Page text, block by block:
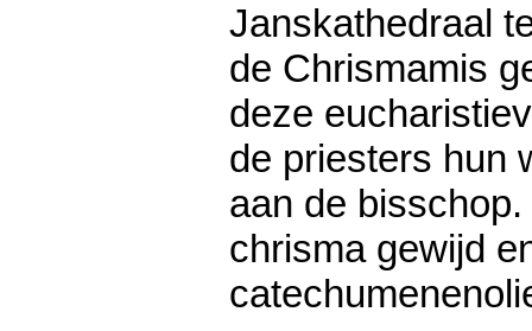
Janskathedraal
de Chrismamis
deze
de priesters hun
aan de
chrisma gewijd